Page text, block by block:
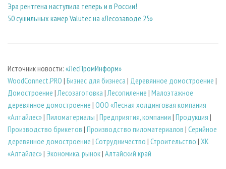
Эра рентгена наступила теперь и в России!
50 сушильных камер Valutec на «Лесозаводе 25»
Источник новости: «ЛесПромИнформ»
WoodConnect.PRO | Бизнес для бизнеса | Деревянное домостроение |
Домостроение | Лесозаготовка | Лесопиление | Малоэтажное
деревянное домостроение | ООО «Лесная холдинговая компания
«Алтайлес»| Пиломатериалы | Предприятия, компании | Продукция |
Производство брикетов | Производство пиломатериалов | Серийное
деревянное домостроение | Сотрудничество | Строительство | ХК
«Алтайлес»| Экономика, рынок| Алтайский край